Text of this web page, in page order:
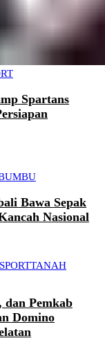
Spartans
Bawa Sepak
Nasional
SPORTTANAH
Pemkab
Domino